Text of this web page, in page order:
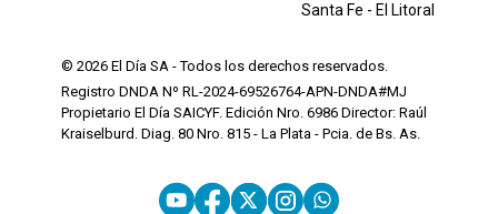
Santa Fe - El Litoral
© 2026 El Día SA - Todos los derechos reservados.
Registro DNDA Nº RL-2024-69526764-APN-DNDA#MJ
Propietario El Día SAICYF. Edición Nro. 6986 Director: Raúl
Kraiselburd. Diag. 80 Nro. 815 - La Plata - Pcia. de Bs. As.